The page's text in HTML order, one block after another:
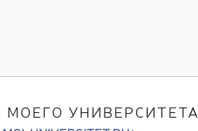
МОЕГО УНИВЕРСИТЕТА